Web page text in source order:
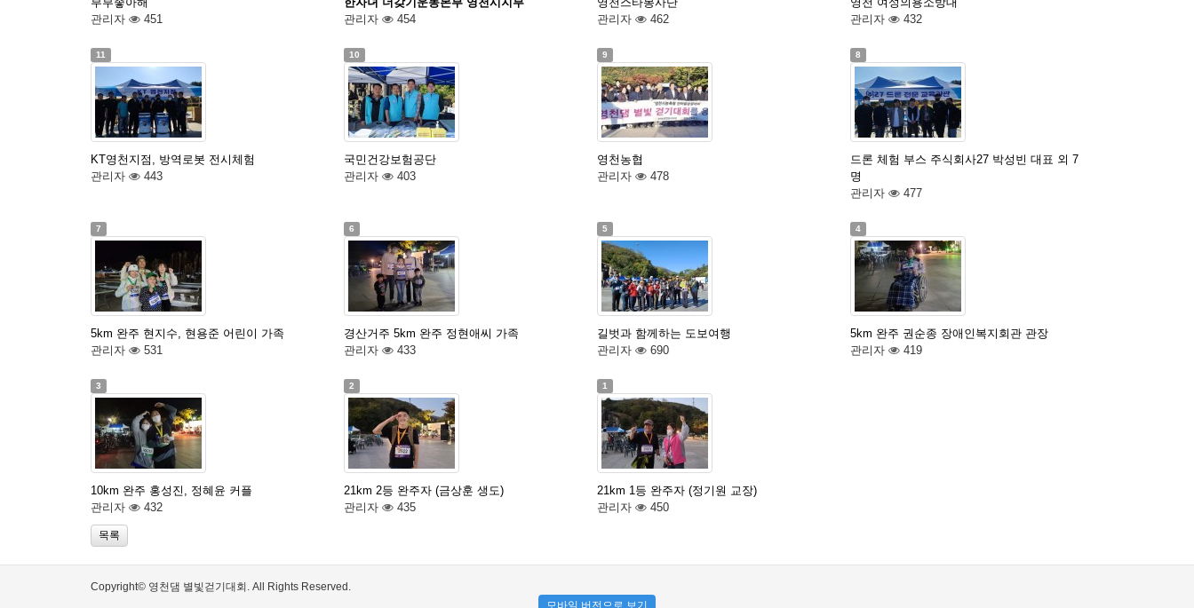
관리자
451
관리자
454
관리자
462
관리자
432
11
KT영천지점, 방역로봇 전시체험
관리자
443
10
국민건강보험공단
관리자
403
9
영천농협
관리자
478
8
드론 체험 부스 주식회사27 박성빈 대표 외 7
명
관리자
477
7
5km 완주 현지수, 현용준 어린이 가족
관리자
531
6
경산거주 5km 완주 정현애씨 가족
관리자
433
5
길벗과 함께하는 도보여행
관리자
690
4
5km 완주 권순종 장애인복지회관 관장
관리자
419
3
10km 완주 홍성진, 정혜윤 커플
관리자
432
2
21km 2등 완주자 (금상훈 생도)
관리자
435
1
21km 1등 완주자 (정기원 교장)
관리자
450
목록
Copyright© 영천댐 별빛걷기대회. All Rights Reserved.
모바일 버전으로 보기